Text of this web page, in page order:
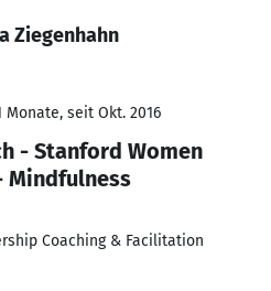
Ziegenhahn
Monate, seit Okt. 2016
- Stanford Women
Mindfulness
Coaching & Facilitation